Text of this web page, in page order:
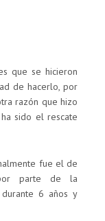
que se hicieron
de hacerlo, por
razón que hizo
sido el rescate
fue el de
parte de la
durante 6 años y